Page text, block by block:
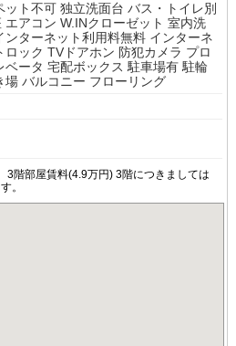
ット不可 独立洗面台 バス・トイレ別
エアコン W.INクローゼット 室内洗
ンターネット利用料無料 インターネ
ロック TVドアホン 防犯カメラ プロ
ベータ 宅配ボックス 駐車場有 駐輪
場 バルコニー フローリング
3階部屋賃料(4.9万円) 3階につきましては
。